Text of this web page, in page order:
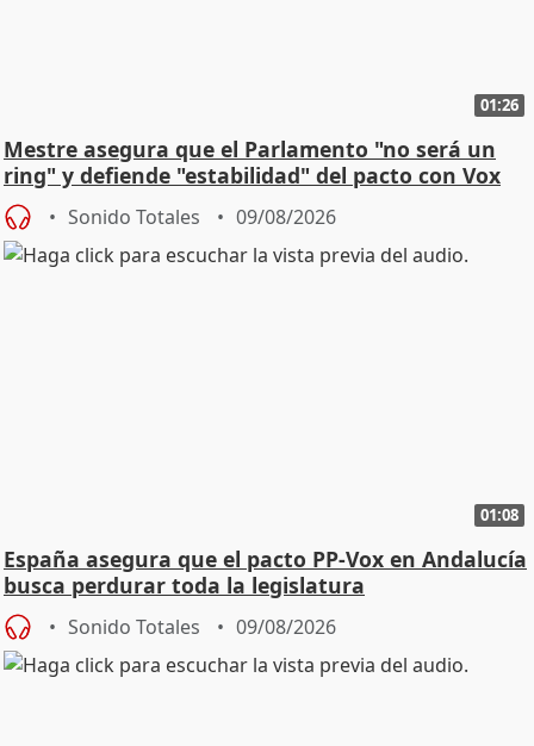
01:26
Mestre asegura que el Parlamento "no será un
ring" y defiende "estabilidad" del pacto con Vox
Sonido Totales 09/08/2026
01:08
España asegura que el pacto PP-Vox en Andalucía
busca perdurar toda la legislatura
Sonido Totales 09/08/2026